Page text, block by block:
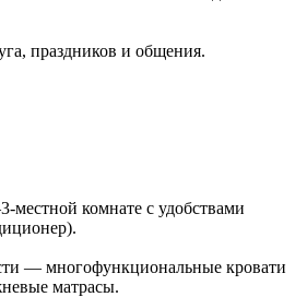
праздников и общения.
местной комнате с удобствами
— многофункциональные кровати
матрасы.